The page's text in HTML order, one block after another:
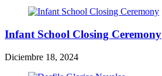
Infant School Closing Ceremony
Diciembre 18, 2024